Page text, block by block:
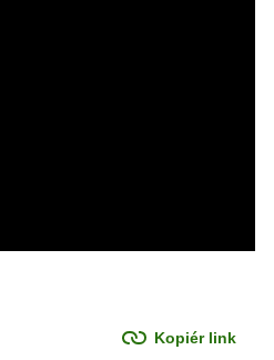
Kopiér link